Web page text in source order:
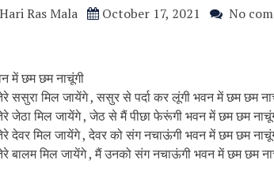
Hari Ras Mala October 17, 2021 No
में छम छम नाचूंगी
ससुरा मिल जायेंगे , ससुर से पर्दा कर लूंगी भवन में छम छम
जेठा मिल जायेंगे , जेठ से मैं पीछा फेरूंगी भवन में छम छम
देवर मिल जायेंगे , देवर को संग नचाऊंगी भवन में छम छम
बालम मिल जायेंगे , मैं उनको संग नचाऊंगी भवन में छम छम